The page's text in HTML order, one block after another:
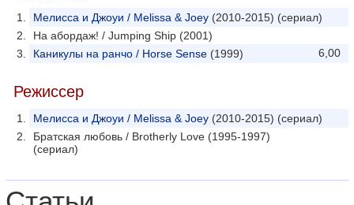
Мелисса и Джоуи / Melissa & Joey (2010-2015) (сериал)
На абордаж! / Jumping Ship (2001)
6,00
Каникулы на ранчо / Horse Sense (1999)
Режиссер
Мелисса и Джоуи / Melissa & Joey (2010-2015) (сериал)
Братская любовь / Brotherly Love (1995-1997)
(сериал)